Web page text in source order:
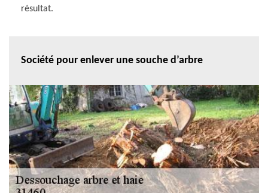
résultat.
Société pour enlever une souche d’arbre